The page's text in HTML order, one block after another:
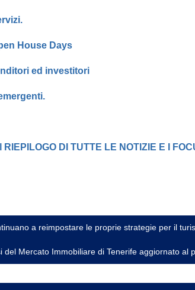
House Days
ed investitori
DI TUTTE LE NOTIZIE E I
a reimpostare le proprie strategie per il
Mercato Immobiliare di Tenerife aggiornato al